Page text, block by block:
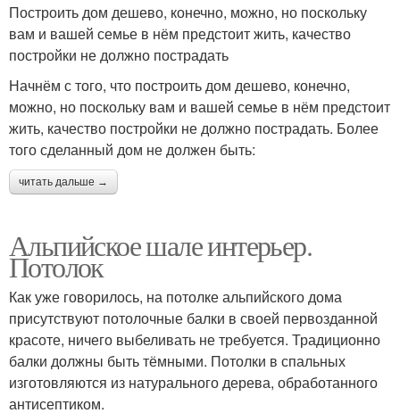
Построить дом дешево, конечно, можно, но поскольку
вам и вашей семье в нём предстоит жить, качество
постройки не должно пострадать
Начнём с того, что построить дом дешево, конечно,
можно, но поскольку вам и вашей семье в нём предстоит
жить, качество постройки не должно пострадать. Более
того сделанный дом не должен быть:
читать дальше →
Альпийское шале интерьер.
Потолок
Как уже говорилось, на потолке альпийского дома
присутствуют потолочные балки в своей первозданной
красоте, ничего выбеливать не требуется. Традиционно
балки должны быть тёмными. Потолки в спальных
изготовляются из натурального дерева, обработанного
антисептиком.